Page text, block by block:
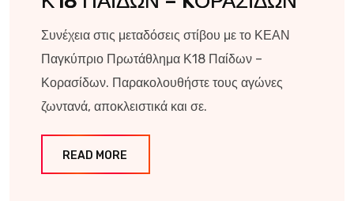
Συνέχεια στις μεταδόσεις στίβου με το ΚΕΑΝ
Παγκύπριο Πρωτάθλημα Κ18 Παίδων –
Κορασίδων. Παρακολουθήστε τους αγώνες
ζωντανά, αποκλειστικά και σε.
READ MORE